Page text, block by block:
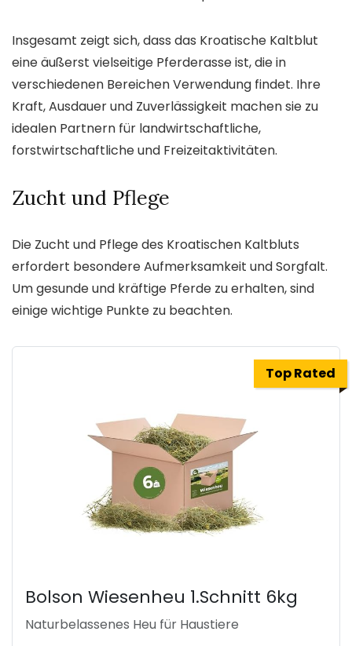
Insgesamt zeigt sich, dass das Kroatische Kaltblut
eine äußerst vielseitige Pferderasse ist, die in
verschiedenen Bereichen Verwendung findet. Ihre
Kraft, Ausdauer und Zuverlässigkeit machen sie zu
idealen Partnern für landwirtschaftliche,
forstwirtschaftliche und Freizeitaktivitäten.
Zucht und Pflege
Die Zucht und Pflege des Kroatischen Kaltbluts
erfordert besondere Aufmerksamkeit und Sorgfalt.
Um gesunde und kräftige Pferde zu erhalten, sind
einige wichtige Punkte zu beachten.
Top Rated
Bolson Wiesenheu 1.Schnitt 6kg
Naturbelassenes Heu für Haustiere